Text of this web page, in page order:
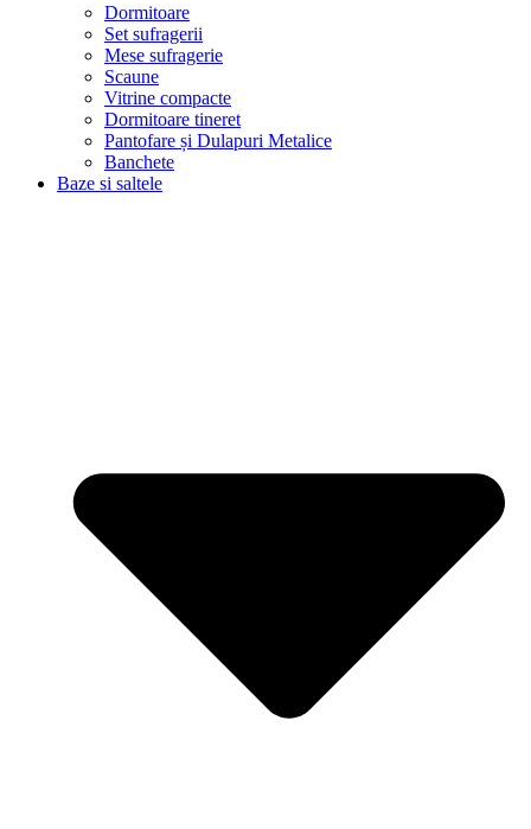
Dormitoare
Set sufragerii
Mese sufragerie
Scaune
Vitrine compacte
Dormitoare tineret
Pantofare și Dulapuri Metalice
Banchete
Baze si saltele